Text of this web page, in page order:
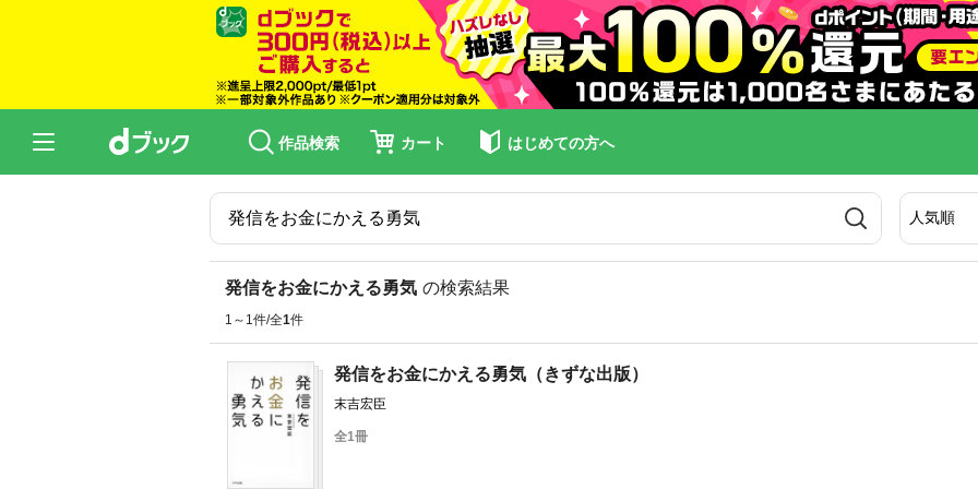
作品検索 カート はじめての方へ
発信をお金にかえる勇気 の検索結果
1～1件/全1件
発信をお金にかえる勇気（きずな出版）
末吉宏臣
全1冊